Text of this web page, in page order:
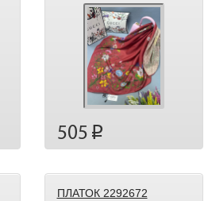
505 p
ПЛАТОК 2292672